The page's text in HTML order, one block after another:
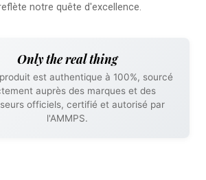
notre quête d'excellence.
Only the real thing
est authentique à 100%, sourcé
auprès des marques et des
officiels, certifié et autorisé par
l'AMMPS.